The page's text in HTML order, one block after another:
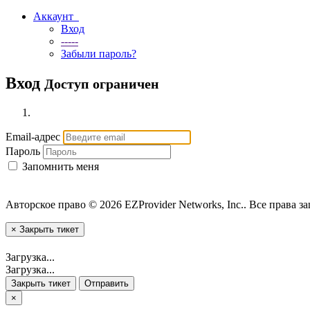
Аккаунт
Вход
-----
Забыли пароль?
Вход Доступ ограничен
Email-адрес
Пароль
Запомнить меня
Авторское право © 2026 EZProvider Networks, Inc.. Все права
× Закрыть тикет
Загрузка...
Загрузка...
Закрыть тикет
Отправить
×